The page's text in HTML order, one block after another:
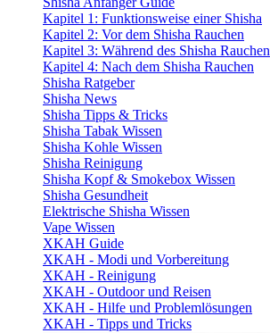
Kapitel 1: Funktionsweise einer Shisha
Kapitel 2: Vor dem Shisha Rauchen
Kapitel 3: Während des Shisha Rauchen
Kapitel 4: Nach dem Shisha Rauchen
Shisha Ratgeber
Shisha News
Shisha Tipps & Tricks
Shisha Tabak Wissen
Shisha Kohle Wissen
Shisha Reinigung
Shisha Kopf & Smokebox Wissen
Shisha Gesundheit
Elektrische Shisha Wissen
Vape Wissen
XKAH Guide
XKAH - Modi und Vorbereitung
XKAH - Reinigung
XKAH - Outdoor und Reisen
XKAH - Hilfe und Problemlösungen
XKAH - Tipps und Tricks